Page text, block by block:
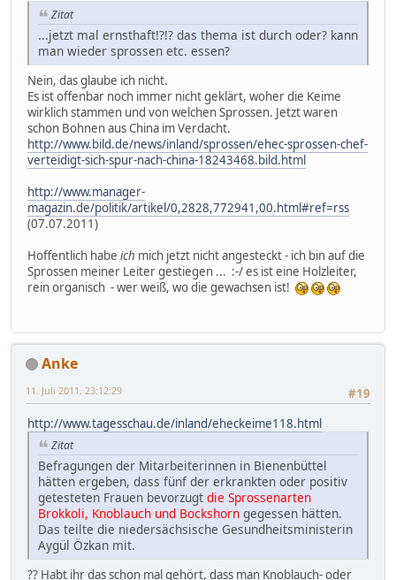
Zitat
...jetzt mal ernsthaft!?!? das thema ist durch oder? kann
man wieder sprossen etc. essen?
Nein, das glaube ich nicht.
Es ist offenbar noch immer nicht geklärt, woher die Keime
wirklich stammen und von welchen Sprossen. Jetzt waren
schon Bohnen aus China im Verdacht.
http://www.bild.de/news/inland/sprossen/ehec-sprossen-chef-
verteidigt-sich-spur-nach-china-18243468.bild.html
http://www.manager-
magazin.de/politik/artikel/0,2828,772941,00.html#ref=rss
(07.07.2011)
Hoffentlich habe ich mich jetzt nicht angesteckt - ich bin auf die
Sprossen meiner Leiter gestiegen ... :-/ es ist eine Holzleiter,
rein organisch - wer weiß, wo die gewachsen ist!
Anke
#19
11. Juli 2011, 23:12:29
http://www.tagesschau.de/inland/eheckeime118.html
Zitat
Befragungen der Mitarbeiterinnen in Bienenbüttel
hätten ergeben, dass fünf der erkrankten oder positiv
getesteten Frauen bevorzugt die Sprossenarten
Brokkoli, Knoblauch und Bockshorn gegessen hätten.
Das teilte die niedersächsische Gesundheitsministerin
Aygül Özkan mit.
?? Habt ihr das schon mal gehört, dass man Knoblauch- oder